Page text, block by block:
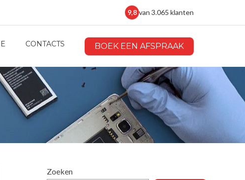
9,8 van 3.065 klanten
CONTACTS BOEK EEN AFSPRAAK
Zoeken